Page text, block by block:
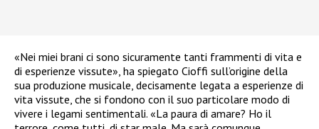
«Nei miei brani ci sono sicuramente tanti frammenti di vita e
di esperienze vissute», ha spiegato Cioffi sull’origine della
sua produzione musicale, decisamente legata a esperienze di
vita vissute, che si fondono con il suo particolare modo di
vivere i legami sentimentali. «La paura di amare? Ho il